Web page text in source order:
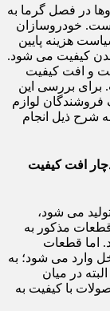
در فصل گرما به
خودروسازان
هزینه پایین
شدن کیفیت می شود.
و افت کیفیت
برای بررسی این
لوازم
شرح ذیل انجام
افت کیفیت
می شود،
مذکور به
اما قطعات
وارد می شود؛ به
در میان
با کیفیت به